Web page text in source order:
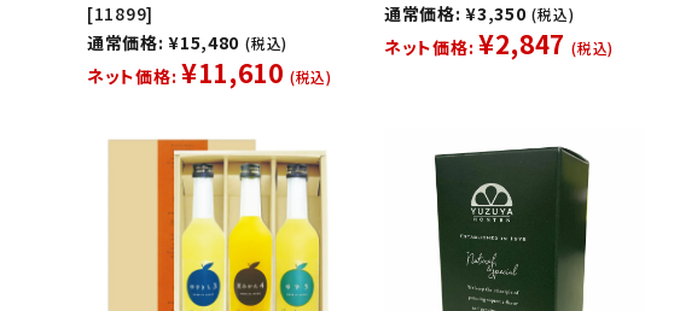
[11899]
通常価格: ¥15,480 (税込)
ネット価格: ¥11,610 (税込)
通常価格: ¥3,350 (税込)
ネット価格: ¥2,847 (税込)